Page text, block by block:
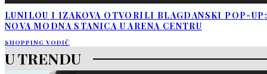
LUNILOU I IZAKOVA OTVORILI BLAGDANSKI POP-UP:
NOVA MODNA STANICA U ARENA CENTRU
SHOPPING VODIČ
U TRENDU